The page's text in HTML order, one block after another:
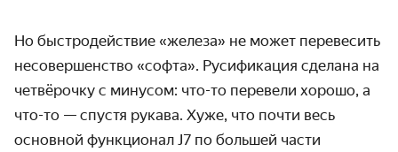
Но быстродействие «железа» не может перевесить
несовершенство «софта». Русификация сделана на
четвёрочку с минусом: что-то перевели хорошо, а
что-то — спустя рукава. Хуже, что почти весь
основной функционал J7 по большей части